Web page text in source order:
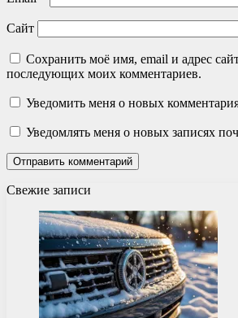
Сайт
Сохранить моё имя, email и адрес
последующих моих комментариев.
Уведомить меня о новых
Уведомлять меня о новых записях
Свежие записи